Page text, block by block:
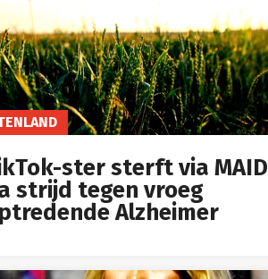
ster sterft via MAID
strijd tegen vroeg
Alzheimer